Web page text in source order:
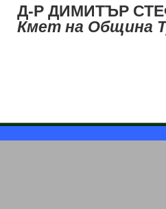
Д-Р
Кмет на Община